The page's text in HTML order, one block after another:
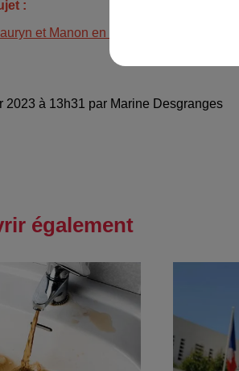
:
et Manon en intégralité dans la
2023 à 13h31 par Marine Desgranges
également